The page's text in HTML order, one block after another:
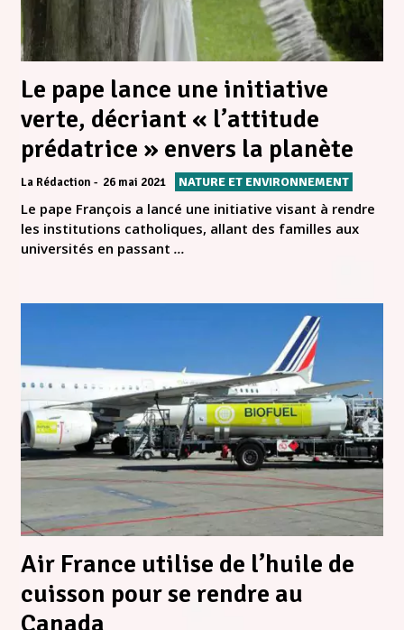
Le pape lance une initiative
verte, décriant « l’attitude
prédatrice » envers la planète
La Rédaction 26 mai 2021 NATURE ET ENVIRONNEMENT
Le pape François a lancé une initiative visant à rendre
les institutions catholiques, allant des familles aux
universités en passant ...
Air France utilise de l’huile de
cuisson pour se rendre au
Canada